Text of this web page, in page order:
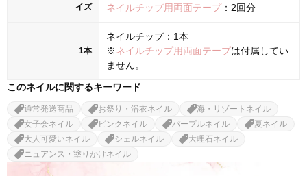
イズ
ネイルチップ用両面テープ：2回分
1本
ネイルチップ：1本
※ネイルチップ用両面テープは付属してい
ません。
このネイルに関するキーワード
通常発送商品 お祭り・浴衣ネイル
海・リゾートネイル
女子会ネイル
ピンクネイル パープルネイル
夏ネイル
大人可愛いネイル
シェルネイル
大理石ネイル
ニュアンス・塗りかけネイル